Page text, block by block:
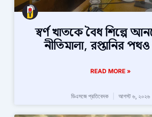
স্বর্ণ খাতকে বৈধ শিল্পে
নীতিমালা, রপ্তানির
READ MORE »
ডিএসজে প্রতিবেদক আগস্ট ৬, ২০২৬